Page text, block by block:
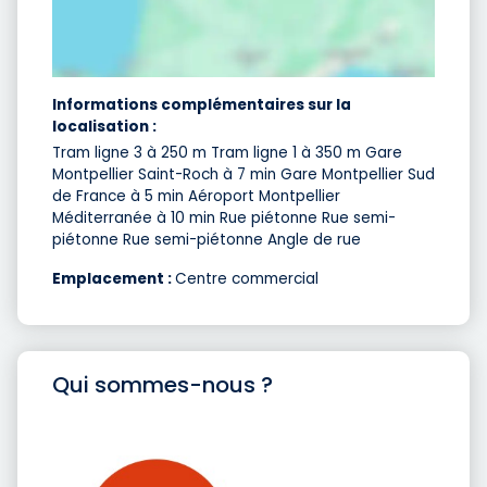
Informations complémentaires sur la
localisation :
Tram ligne 3 à 250 m Tram ligne 1 à 350 m Gare
Montpellier Saint-Roch à 7 min Gare Montpellier Sud
de France à 5 min Aéroport Montpellier
Méditerranée à 10 min Rue piétonne Rue semi-
piétonne Rue semi-piétonne Angle de rue
Emplacement :Centre commercial
Qui sommes-nous ?